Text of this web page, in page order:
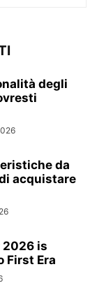
degli
da
acquistare
2026 is
First Era